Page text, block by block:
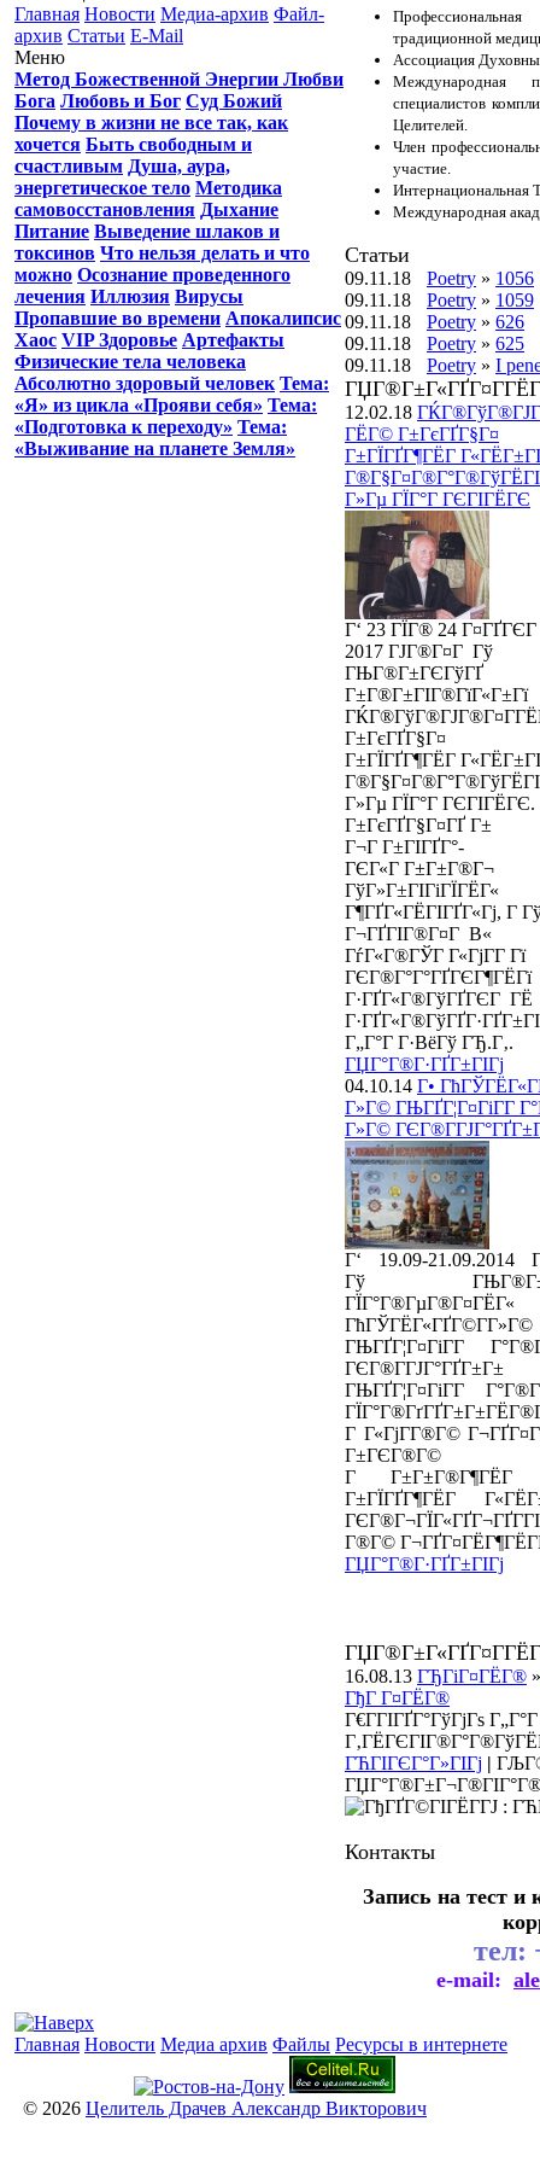
Главная Новости Медиа-архив Файл-
архив Статьи E-Mail
Меню
Метод Божественной Энергии Любви
Бога Любовь и Бог Суд Божий
Почему в жизни не все так, как
хочется Быть свободным и
счастливым Душа, аура,
энергетическое тело Методика
самовосстановления Дыхание
Питание Выведение шлаков и
токсинов Что нельзя делать и что
можно Осознание проведенного
лечения Иллюзия Вирусы
Пропавшие во времени Апокалипсис
Хаос VIP Здоровье Артефакты
Физические тела человека
Абсолютно здоровый человек Тема:
«Я» из цикла «Прояви себя» Тема:
«Подготовка к переходу» Тема:
«Выживание на планете Земля»
традиционной
Ассоциация
Международная
специалистов
Целителей.
Член
участие.
Интернациональная
Международная
Статьи
09.11.18 Poetry » 1056
09.11.18
Poetry » 1059
09.11.18
Poetry » 626
09.11.18
Poetry » 625
09.11.18
Poetry » I
12.02.18
ГЁГ© Г±ГєГҐГ§Г¤
Г±ГЇГҐГ¶ГЁГ
Г»Гµ ГЇГ°Г ГЄГІГЁГЄ
Г‘ 23 ГЇГ® 24 Г¤ГҐГЄГ
2017 ГЈГ®Г¤Г Гў
ГЊГ®Г±ГЄГўГҐ
Г±Г®Г±ГІГ®ГїГ«Г±Гї
Г±ГєГҐГ§Г¤
Г±ГЇГҐГ¶ГЁГ
Г»Гµ ГЇГ°Г
Г±ГєГҐГ§Г¤ГҐ Г±
Г¬Г Г±ГІГҐГ°-
ГЄГ«Г Г±Г±Г®Г¬
ГўГ»Г±ГІГіГЇГЁГ«
Г¶ГҐГ«ГЁГІГҐГ«Гј, Г
Г¬ГҐГІГ®Г¤Г В«
ГѓГ«Г®ГЎГ Г«ГјГ­Г Гї
ГЄГ®Г°Г°ГҐГЄГ¶ГЁГї
Г·ГҐГ«Г®ГўГҐГЄГ ГЁ
Г„Г°Г Г·ВёГў ГЂ.Г‚.
ГЏГ°Г®Г·ГҐГ±ГІГј
04.10.14 Г•
Г»Г© ГЊГҐГ¦Г¤ГіГ­Г
Г»Г©
Г‘ 19.09-21.09.2014
Гў
ГћГЎГЁГ«ГҐГ©Г­Г»Г©
ГЊГҐГ¦Г¤ГіГ­Г
ГЄГ®Г­ГЈГ°ГҐГ±Г±
ГЊГҐГ¦Г¤ГіГ­Г
Г Г«ГјГ­Г®Г©
Г±ГЄГ®Г©
Г Г±Г±Г®Г¶ГЁГ
Г±ГЇГҐГ¶ГЁГ
Г®Г©
ГЏГ°Г®Г·ГҐГ±ГІГј
16.08.13 ГЂГіГ¤ГЁГ®
ГђГ Г¤ГЁГ®
Г€Г­ГІГҐГ°ГўГјГѕ
ГЋГІГЄГ°Г»ГІГј |
Контакты
Запись на тест и
тел:
e-mail:
Главная Новости Медиа архив Файлы Ресурсы в интернете
© 2026 Целитель Драчев Александр Викторович